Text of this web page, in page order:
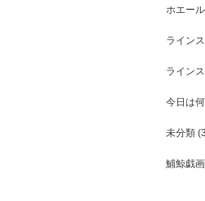
ホエー
ライン
ライン
今日は
未分類
鯆鯨戯